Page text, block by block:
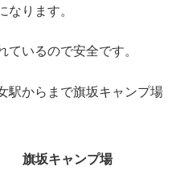
なります。
いるので安全です。
駅からまで旗坂キャンプ場
旗坂キャンプ場